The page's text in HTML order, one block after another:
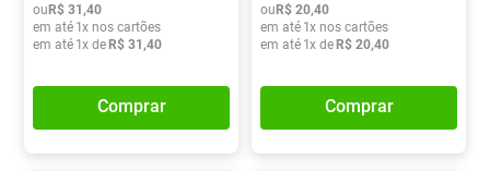
ouR$ 31 ,40
em até 1x nos cartões
em até 1x deR$ 31 ,40
Comprar
ouR$ 20,40
em até 1x nos cartões
em até 1x deR$ 20,40
Comprar